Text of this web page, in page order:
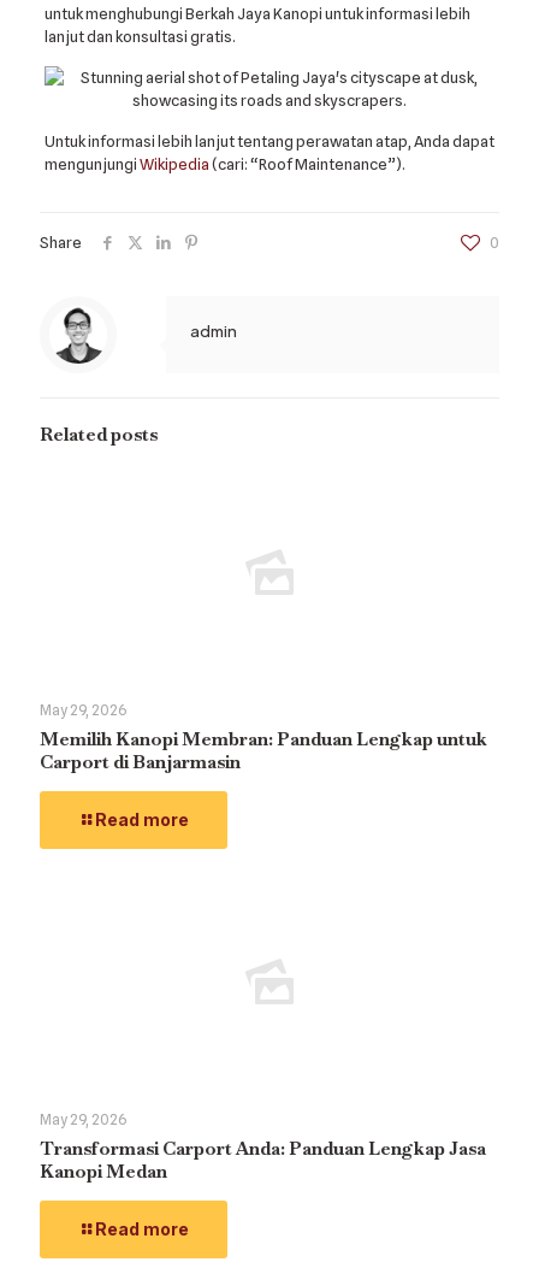
untuk menghubungi Berkah Jaya Kanopi untuk informasi lebih
lanjut dan konsultasi gratis.
Untuk informasi lebih lanjut tentang perawatan atap, Anda dapat
mengunjungiWikipedia(cari: “Roof Maintenance”).
Share 0
admin
Related posts
May 29, 2026
Memilih Kanopi Membran: Panduan Lengkap untuk
Carport di Banjarmasin
Read more
May 29, 2026
Transformasi Carport Anda: Panduan Lengkap Jasa
Kanopi Medan
Read more